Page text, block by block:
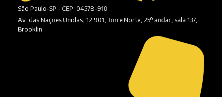
São Paulo-SP - CEP: 04578-910
Av. das Nações Unidas, 12.901, Torre Norte, 25º andar, sala 137,
Brooklin